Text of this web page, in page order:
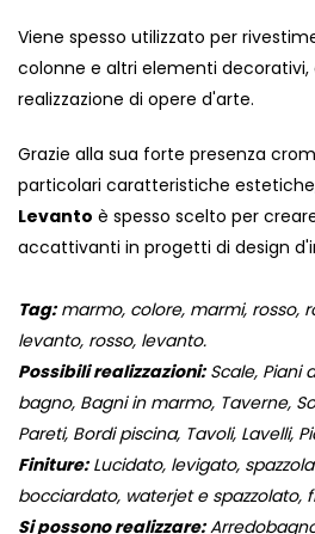
Viene spesso utilizzato per
colonne e altri elementi decorativi,
realizzazione di opere d'arte.
Grazie alla sua forte presenza
particolari caratteristiche
Levanto è spesso scelto per
accattivanti in progetti di design
Tag:marmo, colore, marmi, rosso,
levanto, rosso, levanto.
Possibili realizzazioni:Scale, Piani
bagno, Bagni in marmo, Taverne,
Pareti, Bordi piscina, Tavoli, Lavelli,
Finiture:Lucidato, levigato,
bocciardato, waterjet e spazzolato,
Si possono realizzare: